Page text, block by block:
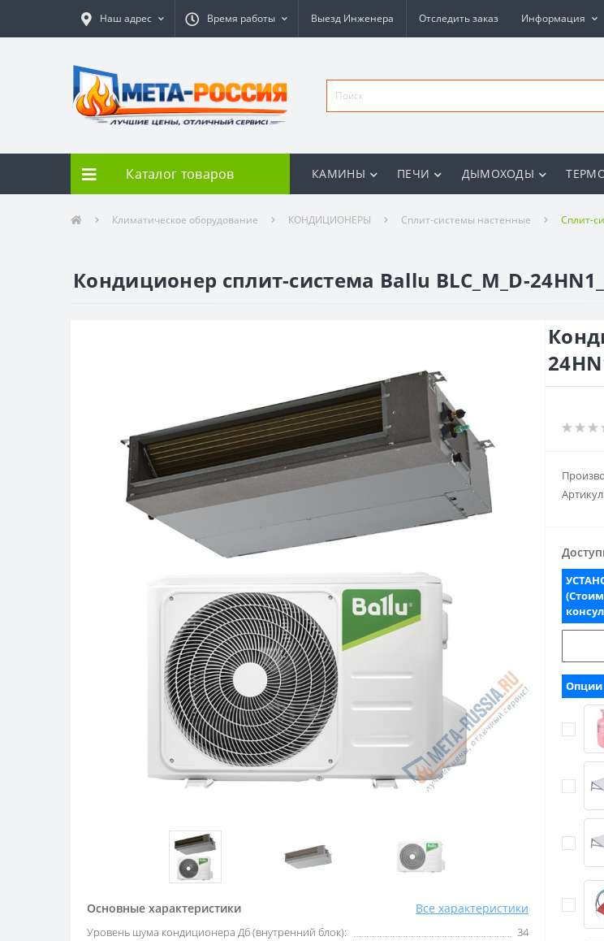
Наш адрес Время работы Выезд Инженера Отследить заказ Информация
Каталог товаров КАМИНЫ ПЕЧИ ДЫМОХОДЫ
Климатическое оборудование КОНДИЦИОНЕРЫ Сплит-системы настенные Сплит-
Кондиционер сплит-система Ballu BLC_M_D-
Основные характеристики Все характеристики
Уровень шума кондиционера Дб (внутренний блок):
34
Опции